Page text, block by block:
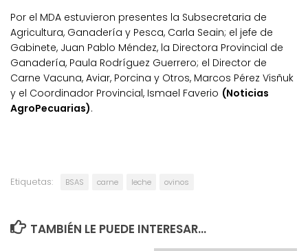
Por el MDA estuvieron presentes la Subsecretaria de
Agricultura, Ganadería y Pesca, Carla Seain; el jefe de
Gabinete, Juan Pablo Méndez, la Directora Provincial de
Ganadería, Paula Rodríguez Guerrero; el Director de
Carne Vacuna, Aviar, Porcina y Otros, Marcos Pérez Visñuk
y el Coordinador Provincial, Ismael Faverio (Noticias
AgroPecuarias).
Etiquetas: BSAS carne leche ovinos
TAMBIÉN LE PUEDE INTERESAR...